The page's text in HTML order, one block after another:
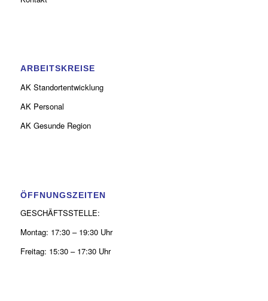
ARBEITSKREISE
AK Standortentwicklung
AK Personal
AK Gesunde Region
ÖFFNUNGSZEITEN
GESCHÄFTSSTELLE:
Montag: 17:30 – 19:30 Uhr
Freitag: 15:30 – 17:30 Uhr